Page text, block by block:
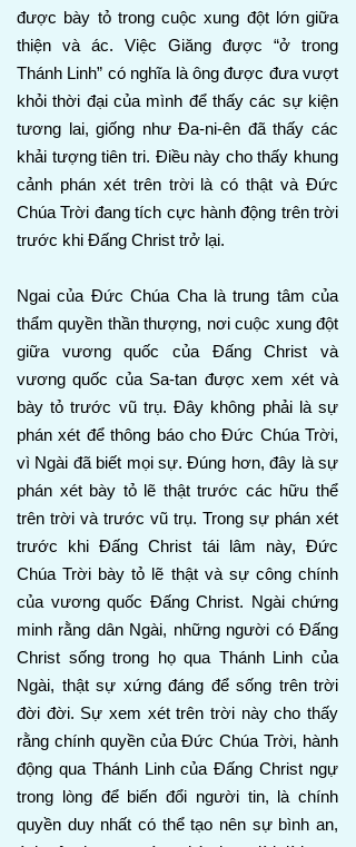
được bày tỏ trong cuộc xung đột lớn giữa
thiện và ác. Việc Giăng được “ở trong
Thánh Linh” có nghĩa là ông được đưa vượt
khỏi thời đại của mình để thấy các sự kiện
tương lai, giống như Đa-ni-ên đã thấy các
khải tượng tiên tri. Điều này cho thấy khung
cảnh phán xét trên trời là có thật và Đức
Chúa Trời đang tích cực hành động trên trời
trước khi Đấng Christ trở lại.
Ngai của Đức Chúa Cha là trung tâm của
thẩm quyền thần thượng, nơi cuộc xung đột
giữa vương quốc của Đấng Christ và
vương quốc của Sa-tan được xem xét và
bày tỏ trước vũ trụ. Đây không phải là sự
phán xét để thông báo cho Đức Chúa Trời,
vì Ngài đã biết mọi sự. Đúng hơn, đây là sự
phán xét bày tỏ lẽ thật trước các hữu thể
trên trời và trước vũ trụ. Trong sự phán xét
trước khi Đấng Christ tái lâm này, Đức
Chúa Trời bày tỏ lẽ thật và sự công chính
của vương quốc Đấng Christ. Ngài chứng
minh rằng dân Ngài, những người có Đấng
Christ sống trong họ qua Thánh Linh của
Ngài, thật sự xứng đáng để sống trên trời
đời đời. Sự xem xét trên trời này cho thấy
rằng chính quyền của Đức Chúa Trời, hành
động qua Thánh Linh của Đấng Christ ngự
trong lòng để biến đổi người tin, là chính
quyền duy nhất có thể tạo nên sự bình an,